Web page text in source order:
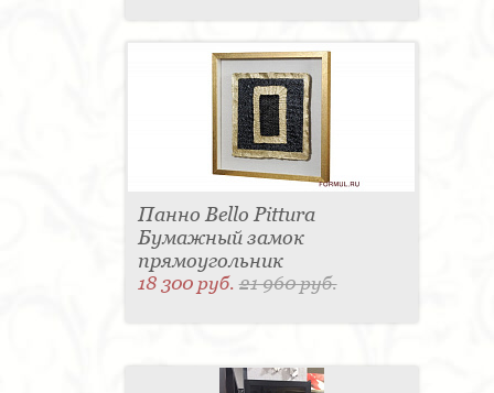
Панно Bello Pittura
Бумажный замок
прямоугольник
18 300 руб.21 960 руб.